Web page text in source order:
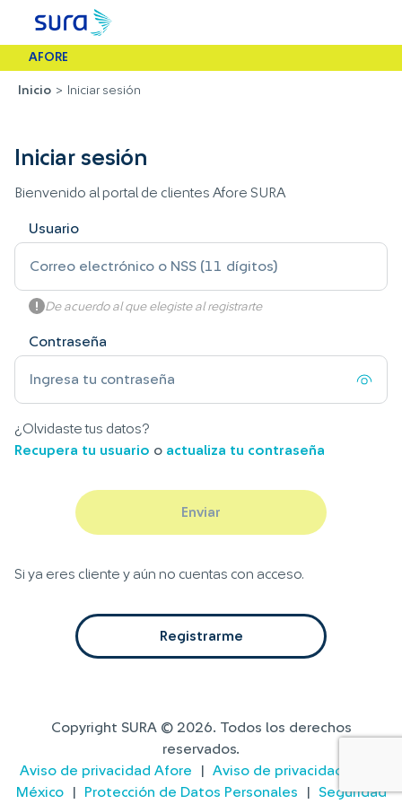
AFORE
Inicio > Iniciar sesión
Iniciar sesión
Bienvenido al portal de clientes Afore SURA
Usuario
De acuerdo al que elegiste al registrarte
Contraseña
¿Olvidaste tus datos?
Recupera tu usuario o actualiza tu contraseña
Enviar
Si ya eres cliente y aún no cuentas con acceso.
Registrarme
Copyright SURA © 2026. Todos los derechos
reservados.
Aviso de privacidad Afore
Aviso de privacidad SURA
México| Protección de Datos Personales Seguridad